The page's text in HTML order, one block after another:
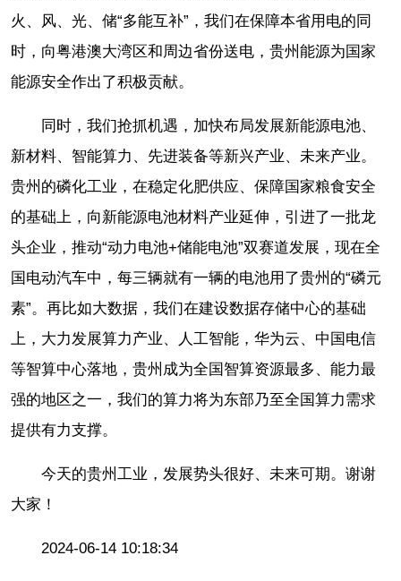
火、风、光、储“多能互补”，我们在保障本省用电的同
时，向粤港澳大湾区和周边省份送电，贵州能源为国家
能源安全作出了积极贡献。
同时，我们抢抓机遇，加快布局发展新能源电池、
新材料、智能算力、先进装备等新兴产业、未来产业。
贵州的磷化工业，在稳定化肥供应、保障国家粮食安全
的基础上，向新能源电池材料产业延伸，引进了一批龙
头企业，推动“动力电池+储能电池”双赛道发展，现在全
国电动汽车中，每三辆就有一辆的电池用了贵州的“磷元
素”。再比如大数据，我们在建设数据存储中心的基础
上，大力发展算力产业、人工智能，华为云、中国电信
等智算中心落地，贵州成为全国智算资源最多、能力最
强的地区之一，我们的算力将为东部乃至全国算力需求
提供有力支撑。
今天的贵州工业，发展势头很好、未来可期。谢谢
大家！
2024-06-14 10:18:34